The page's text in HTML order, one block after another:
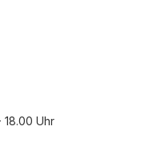
- 18.00 Uhr